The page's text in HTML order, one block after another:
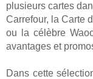
plusieurs cartes
Carrefour, la Carte
ou la célèbre
avantages et
Dans cette